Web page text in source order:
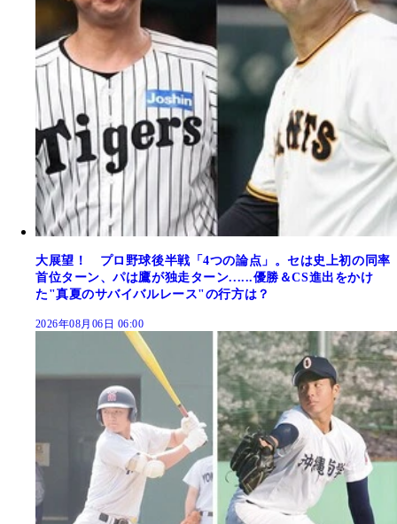
大展望！ プロ野球後半戦「4つの論点」。セは史上初の同率
首位ターン、パは鷹が独走ターン......優勝＆CS進出をかけ
た"真夏のサバイバルレース"の行方は？
2026年08月06日 06:00